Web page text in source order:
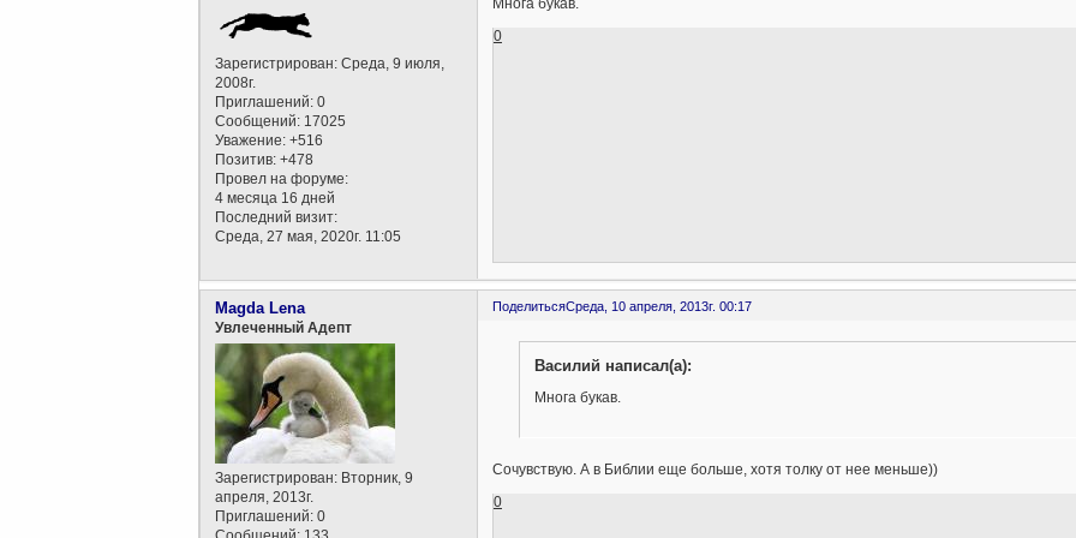
Зарегистрирован: Среда, 9 июля,
2008г.
Приглашений: 0
Сообщений: 17025
Уважение: +516
Позитив: +478
Провел на форуме:
4 месяца 16 дней
Последний визит:
Среда, 27 мая, 2020г. 11:05
0
ПоделитьсяСреда, 10 апреля, 2013г. 00:17
Magda Lena
Увлеченный Адепт
Зарегистрирован: Вторник, 9
апреля, 2013г.
Приглашений: 0
Василий написал(а):
Многа букав.
Сочувствую. А в Библии еще больше, хотя толку от нее меньше))
0